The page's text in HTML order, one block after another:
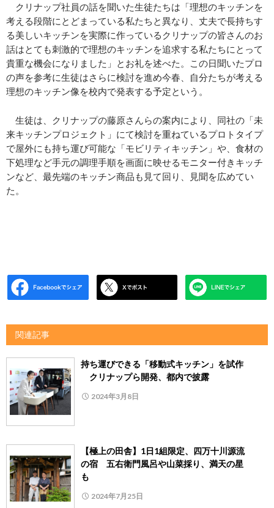
クリナップ社員の話を聞いた生徒たちは「理想のキッチンを
考える段階にとどまっている私たちと異なり、丈夫で長持ちす
る美しいキッチンを実際に作っているクリナップの皆さんのお
話はとても刺激的で理想のキッチンを追求する私たちにとって
貴重な機会になりました」とお礼を述べた。この日聞いたプロ
の声を参考に生徒はさらに検討を進め今春、自分たちが考える
理想のキッチン像を校内で発表する予定という。
生徒は、クリナップの藤原さんらの案内により、同社の「未
来キッチンプロジェクト」にて検討を重ねているプロトタイプ
で屋外にも持ち運び可能な「モビリティキッチン」や、食材の
下処理など手元の調理手順を画面に映せるモニター付きキッチ
ンなど、最先端のキッチン商品も見て回り、見聞を広めてい
た。
関連記事
持ち運びできる「移動式キッチン」を試作
クリナップら開発、都内で披露
2024年3月8日
【極上の田舎】1日1組限定、四万十川源流
の宿 五右衛門風呂や山菜採り、満天の星
も
2024年7月25日